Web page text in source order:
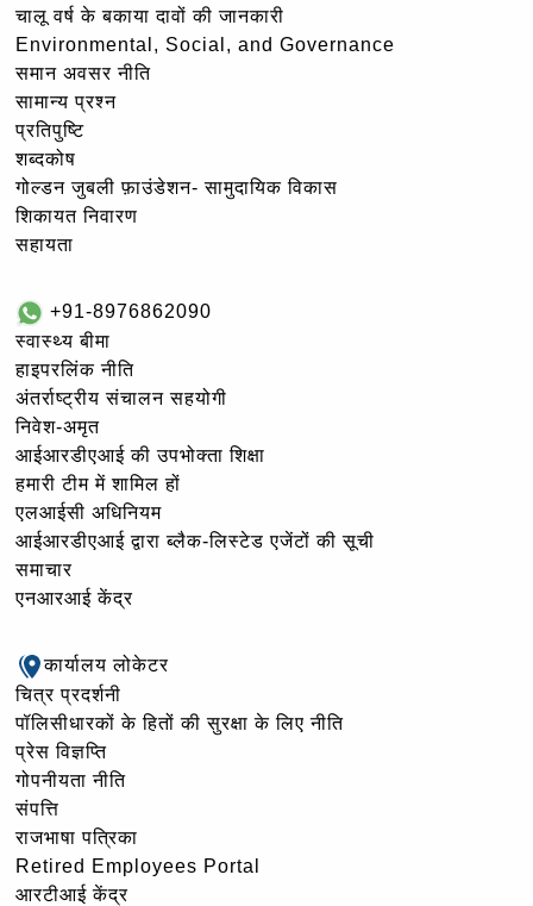
चालू वर्ष के बकाया दावों की जानकारी
Environmental, Social, and Governance
समान अवसर नीति
सामान्य प्रश्न
प्रतिपुष्टि
शब्दकोष
गोल्‍डन जुबली फ़ाउंडेशन- सामुदायिक विकास
शिकायत निवारण
सहायता
+91-8976862090
स्वास्थ्य बीमा
हाइपरलिंक नीति
अंतर्राष्ट्रीय संचालन सहयोगी
निवेश-अमृत
आईआरडीएआई की उपभोक्ता शिक्षा
हमारी टीम में शामिल हों
एलआईसी अधिनियम
आईआरडीएआई द्वारा ब्लैक-लिस्टेड एजेंटों की सूची
समाचार
एनआरआई केंद्र
कार्यालय लोकेटर
चित्र प्रदर्शनी
पॉलिसीधारकों के हितों की सुरक्षा के लिए नीति
प्रेस विज्ञप्ति
गोपनीयता नीति
संपत्ति
राजभाषा पत्रिका
Retired Employees Portal
आरटीआई केंद्र